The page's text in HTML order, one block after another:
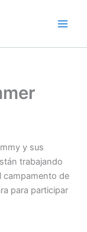
y sus
trabajando
campamento de
para participar